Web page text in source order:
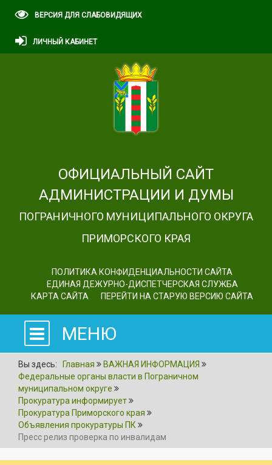
ВЕРСИЯ ДЛЯ СЛАБОВИДЯЩИХ
ЛИЧНЫЙ КАБИНЕТ
ОФИЦИАЛЬНЫЙ САЙТ
АДМИНИСТРАЦИИ И ДУМЫ
ПОГРАНИЧНОГО МУНИЦИПАЛЬНОГО ОКРУГА
ПРИМОРСКОГО КРАЯ
ПОЛИТИКА КОНФИДЕНЦИАЛЬНОСТИ САЙТА
ЕДИНАЯ ДЕЖУРНО-ДИСПЕТЧЕРСКАЯ СЛУЖБА
КАРТА САЙТА
ПЕРЕЙТИ НА СТАРУЮ ВЕРСИЮ САЙТА
МЕНЮ
Вы здесь: Главная
ВАЖНАЯ ИНФОРМАЦИЯ
Федеральные органы власти в Пограничном
муниципальном округе
Прокуратура информирует
Прокуратура Приморского края
Объявления прокуратуры ПК
Пресс релиз проверка по инвалидам